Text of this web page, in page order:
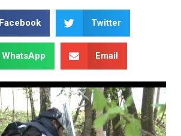
Facebook Twitter
WhatsApp Email